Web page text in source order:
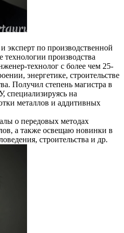
эксперт по производственной
производства
технолог с более чем 25-
энергетике, строительстве
Получил степень магистра в
специализируясь на
металлов и аддитивных
о передовых методах
а также освещаю новинки в
строительства и др.